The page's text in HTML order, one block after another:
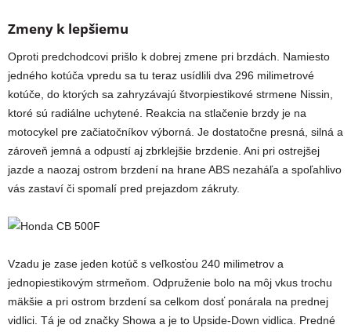
Zmeny k lepšiemu
Oproti predchodcovi prišlo k dobrej zmene pri brzdách. Namiesto
jedného kotúča vpredu sa tu teraz usídlili dva 296 milimetrové
kotúče, do ktorých sa zahryzávajú štvorpiestikové strmene Nissin,
ktoré sú radiálne uchytené. Reakcia na stlačenie brzdy je na
motocykel pre začiatočníkov výborná. Je dostatočne presná, silná a
zároveň jemná a odpustí aj zbrklejšie brzdenie. Ani pri ostrejšej
jazde a naozaj ostrom brzdení na hrane ABS nezaháľa a spoľahlivo
vás zastaví či spomalí pred prejazdom zákruty.
Vzadu je zase jeden kotúč s veľkosťou 240 milimetrov a
jednopiestikovým strmeňom. Odpruženie bolo na môj vkus trochu
mäkšie a pri ostrom brzdení sa celkom dosť ponárala na prednej
vidlici. Tá je od značky Showa a je to Upside-Down vidlica. Predné